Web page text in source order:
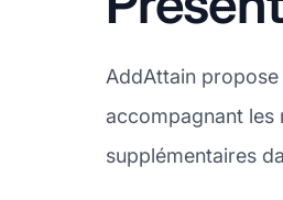
AddAttain
accompagnant les
supplémentaires